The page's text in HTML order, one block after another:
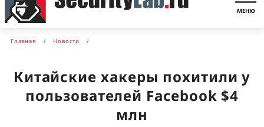
МЕНЮ
Главная Новости
Китайские хакеры похитили у
пользователей Facebook $4
млн